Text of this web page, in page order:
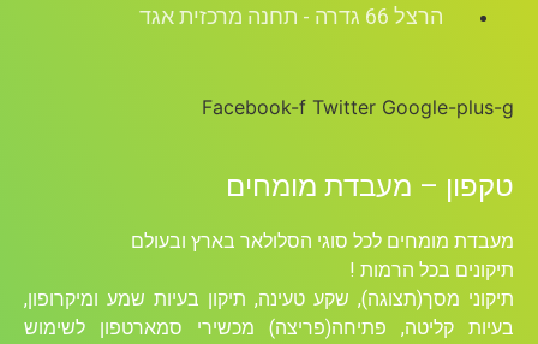
הרצל 66 גדרה - תחנה מרכזית אגד
Facebook-f Twitter Google-plus-g
טקפון – מעבדת מומחים
מעבדת מומחים לכל סוגי הסלולאר בארץ ובעולם
תיקונים בכל הרמות !
תיקוני מסך(תצוגה), שקע טעינה, תיקון בעיות שמע ומיקרופון,
בעיות קליטה, פתיחה(פריצה) מכשירי סמארטפון לשימוש